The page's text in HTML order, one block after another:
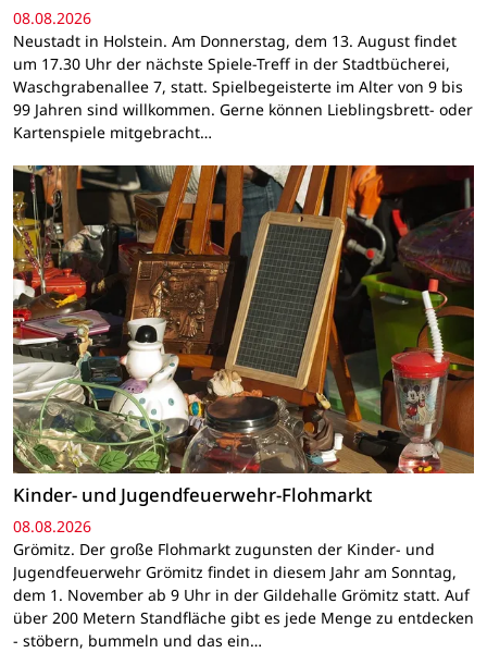
08.08.2026
Neustadt in Holstein. Am Donnerstag, dem 13. August findet
um 17.30 Uhr der nächste Spiele-Treff in der Stadtbücherei,
Waschgrabenallee 7, statt. Spielbegeisterte im Alter von 9 bis
99 Jahren sind willkommen. Gerne können Lieblingsbrett- oder
Kartenspiele mitgebracht…
Kinder- und Jugendfeuerwehr-Flohmarkt
08.08.2026
Grömitz. Der große Flohmarkt zugunsten der Kinder- und
Jugendfeuerwehr Grömitz findet in diesem Jahr am Sonntag,
dem 1. November ab 9 Uhr in der Gildehalle Grömitz statt. Auf
über 200 Metern Standfläche gibt es jede Menge zu entdecken
- stöbern, bummeln und das ein…